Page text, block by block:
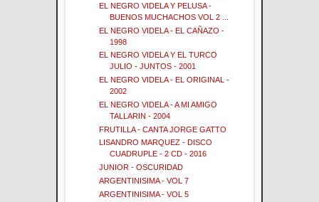
EL NEGRO VIDELA Y PELUSA -
BUENOS MUCHACHOS VOL 2 ...
EL NEGRO VIDELA - EL CAÑAZO -
1998
EL NEGRO VIDELA Y EL TURCO
JULIO - JUNTOS - 2001
EL NEGRO VIDELA - EL ORIGINAL -
2002
EL NEGRO VIDELA - A MI AMIGO
TALLARIN - 2004
FRUTILLA - CANTA JORGE GATTO
LISANDRO MARQUEZ - DISCO
CUADRUPLE - 2 CD - 2016
JUNIOR - OSCURIDAD
ARGENTINISIMA - VOL 7
ARGENTINISIMA - VOL 5